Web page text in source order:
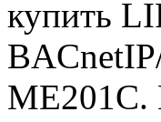
купить
ME201C.